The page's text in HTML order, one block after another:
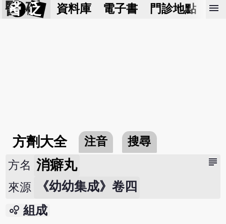
醫 砭 資料庫 電子書 門診地點 預
menu
方劑大全 注音 搜尋
subject
方名 消癖丸
來源 《幼幼集成》卷四
bubble_chart 組成